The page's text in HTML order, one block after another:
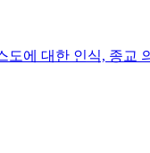
에 대한 인식, 종교